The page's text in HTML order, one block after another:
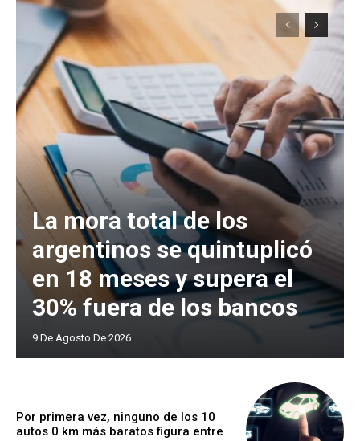
La mora total de los
argentinos se quintuplicó
en 18 meses y supera el
30% fuera de los bancos
9 De Agosto De 2026
Por primera vez, ninguno de los 10
autos 0 km más baratos figura entre